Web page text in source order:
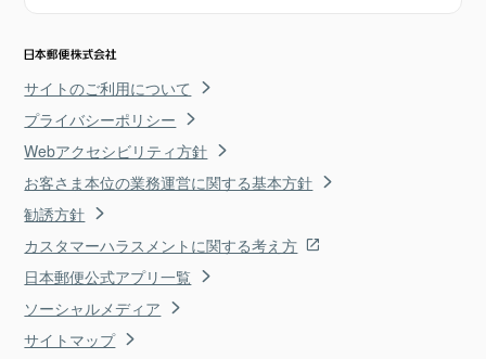
サイトのご利用について
プライバシーポリシー
Webアクセシビリティ方針
お客さま本位の業務運営に関する基本方針
勧誘方針
カスタマーハラスメントに関する考え方
日本郵便公式アプリ一覧
ソーシャルメディア
サイトマップ